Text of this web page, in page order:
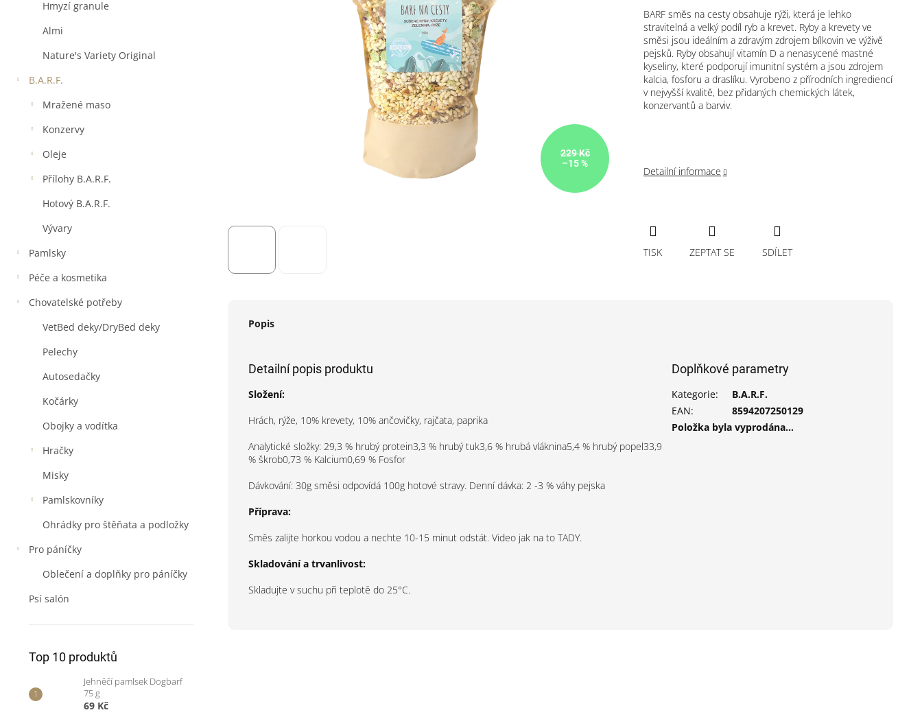
Hmyzí granule
Almi
Nature's Variety Original
B.A.R.F.
Mražené maso
Konzervy
Oleje
Přílohy B.A.R.F.
Hotový B.A.R.F.
Vývary
Pamlsky
Péče a kosmetika
Chovatelské potřeby
VetBed deky/DryBed deky
Pelechy
Autosedačky
Kočárky
Obojky a vodítka
Hračky
Misky
Pamlskovníky
Ohrádky pro štěňata a podložky
Pro páníčky
Oblečení a doplňky pro páníčky
Psí salón
Top 10 produktů
Jehněčí pamlsek Dogbarf
75 g
69 Kč
229 Kč
–15 %
BARF směs na cesty obsahuje rýži, která je lehko
stravitelná a velký podíl ryb a krevet. Ryby a krevety ve
směsi jsou ideálním a zdravým zdrojem bílkovin ve výživě
pejsků. Ryby obsahují vitamín D a nenasycené mastné
kyseliny, které podporují imunitní systém a jsou zdrojem
kalcia, fosforu a draslíku. Vyrobeno z přírodních ingrediencí
v nejvyšší kvalitě, bez přidaných chemických látek,
konzervantů a barviv.
Detailní informace
TISK ZEPTAT SE SDÍLET
Popis
Detailní popis produktu
Složení:
Hrách, rýže, 10% krevety, 10% ančovičky, rajčata, paprika
Analytické složky: 29,3 % hrubý protein3,3 % hrubý tuk3,6 % hrubá vláknina5,4 % hrubý popel33,9
% škrob0,73 % Kalcium0,69 % Fosfor
Dávkování: 30g směsi odpovídá 100g hotové stravy. Denní dávka: 2 -3 % váhy pejska
Příprava:
Směs zalijte horkou vodou a nechte 10-15 minut odstát. Video jak na to TADY.
Skladování a trvanlivost:
Skladujte v suchu při teplotě do 25°C.
Doplňkové parametry
Kategorie:
B.A.R.F.
EAN:
8594207250129
Položka byla vyprodána…